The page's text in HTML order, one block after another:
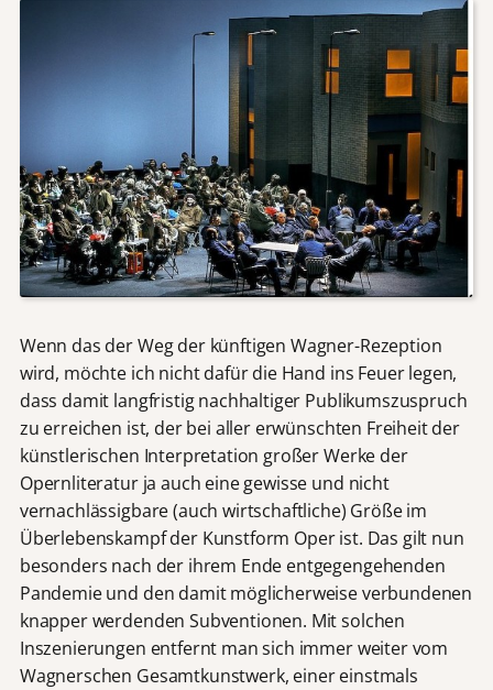
Wenn das der Weg der künftigen Wagner-Rezeption
wird, möchte ich nicht dafür die Hand ins Feuer legen,
dass damit langfristig nachhaltiger Publikumszuspruch
zu erreichen ist, der bei aller erwünschten Freiheit der
künstlerischen Interpretation großer Werke der
Opernliteratur ja auch eine gewisse und nicht
vernachlässigbare (auch wirtschaftliche) Größe im
Überlebenskampf der Kunstform Oper ist. Das gilt nun
besonders nach der ihrem Ende entgegengehenden
Pandemie und den damit möglicherweise verbundenen
knapper werdenden Subventionen. Mit solchen
Inszenierungen entfernt man sich immer weiter vom
Wagnerschen Gesamtkunstwerk, einer einstmals